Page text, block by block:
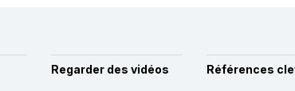
Regarder des vidéos Références